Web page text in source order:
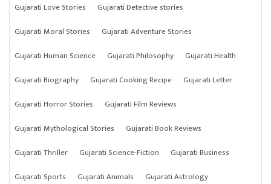
Gujarati Love Stories
Gujarati Detective stories
Gujarati Moral Stories
Gujarati Adventure Stories
Gujarati Human Science
Gujarati Philosophy
Gujarati Health
Gujarati Biography
Gujarati Cooking Recipe
Gujarati Letter
Gujarati Horror Stories
Gujarati Film Reviews
Gujarati Mythological Stories
Gujarati Book Reviews
Gujarati Thriller
Gujarati Science-Fiction
Gujarati Business
Gujarati Sports
Gujarati Animals
Gujarati Astrology